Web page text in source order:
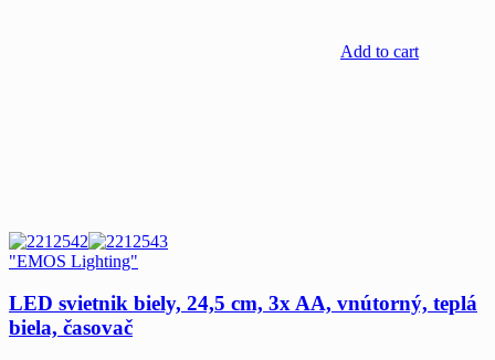
Add to cart
"EMOS Lighting"
LED svietnik biely, 24,5 cm, 3x AA, vnútorný, teplá
biela, časovač